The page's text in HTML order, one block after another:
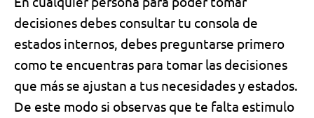
decisiones debes consultar tu consola de
estados internos, debes preguntarse primero
como te encuentras para tomar las decisiones
que más se ajustan a tus necesidades y estados.
De este modo si observas que te falta estimulo